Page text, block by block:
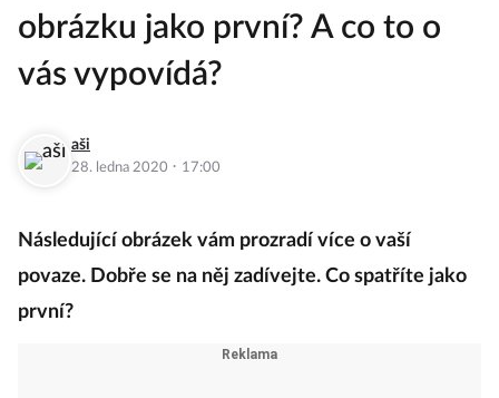
obrázku jako první? A co to o
vás vypovídá?
aši
28. ledna 2020 · 17:00
Následující obrázek vám prozradí více o vaší
povaze. Dobře se na něj zadívejte. Co spatříte jako
první?